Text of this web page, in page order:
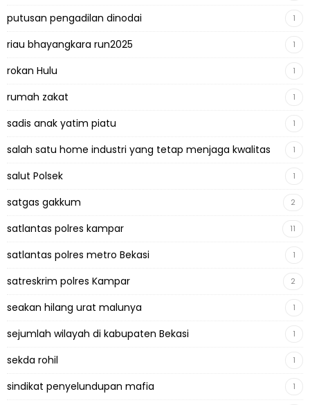
putusan pengadilan dinodai 1
riau bhayangkara run2025 1
rokan Hulu 1
rumah zakat 1
sadis anak yatim piatu 1
salah satu home industri yang tetap menjaga kwalitas 1
salut Polsek 1
satgas gakkum 2
satlantas polres kampar 11
satlantas polres metro Bekasi 1
satreskrim polres Kampar 2
seakan hilang urat malunya 1
sejumlah wilayah di kabupaten Bekasi 1
sekda rohil 1
sindikat penyelundupan mafia 1